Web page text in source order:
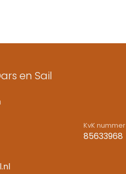
en Sail
KvK nummer
85633968